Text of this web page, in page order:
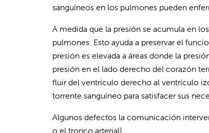
sanguíneos en los pulmones pueden
A medida que la presión se acumula en
pulmones. Esto ayuda a preservar el
presión es elevada a áreas donde la
presión en el lado derecho del corazón
fluir del ventrículo derecho al ventrículo
torrente sanguíneo para satisfacer sus
Algunos defectos la comunicación
o el tronco arterial).